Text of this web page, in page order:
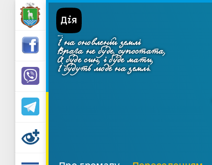
...
І на оновленій землі
Врага не буде, супостата,
А буде син, і буде мати,
І будуть люде на землі.